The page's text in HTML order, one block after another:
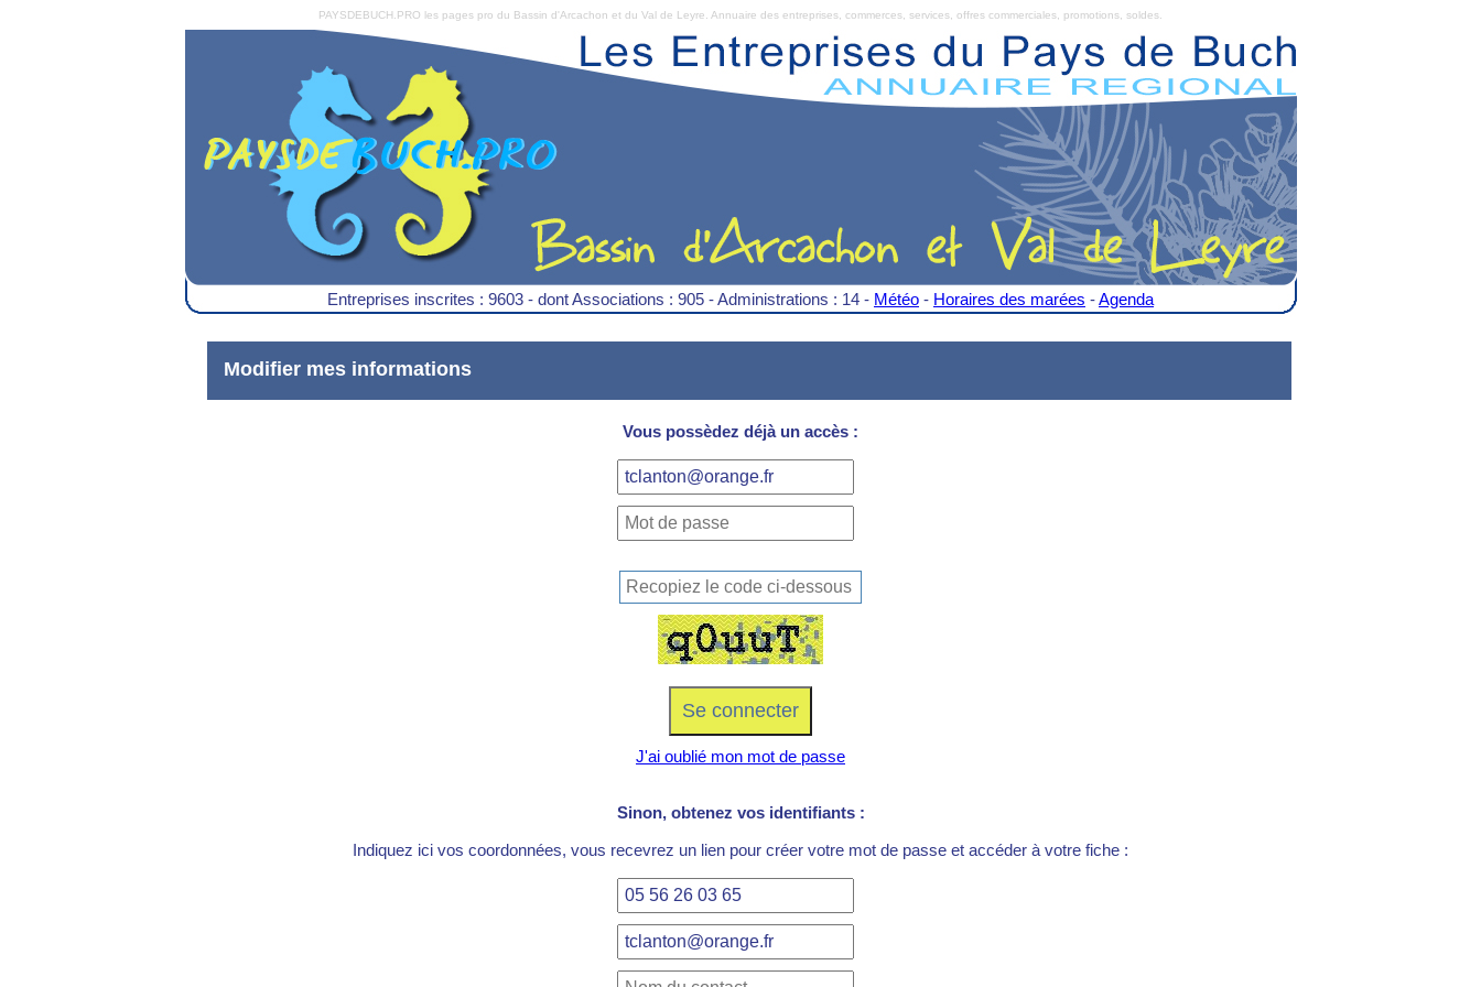
PAYSDEBUCH.PRO les pages pro du Bassin d'Arcachon et du Val de Leyre. Annuaire des entreprises, commerces, services, offres commerciales, promotions, soldes.
Entreprises inscrites : 9603 - dont Associations : 905 - Administrations : 14 - Météo - Horaires des marées -Agenda
Modifier mes informations
Vous possèdez déjà un accès :
J'ai oublié mon mot de passe
Sinon, obtenez vos identifiants :
Indiquez ici vos coordonnées, vous recevrez un lien pour créer votre mot de passe et accéder à votre fiche :